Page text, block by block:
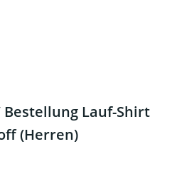
Lauf-Shirt
(Herren)